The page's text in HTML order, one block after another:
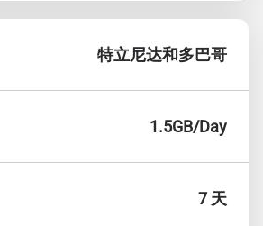
特立尼达和多巴哥
1.5GB/Day
7 天